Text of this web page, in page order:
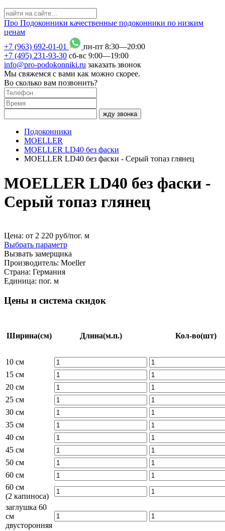
Про Подоконники качественные подоконники по низким
ценам
+7 (963) 692-01-01
пн-пт 8:30—20:00
+7 (495) 231-93-30 сб-вс 9:00—19:00
info@pro-podokonniki.ru заказать звонок
Мы свяжемся с вами как можно скорее.
Во сколько вам позвонить?
жду звонка
Подоконники
MOELLER
MOELLER LD40 без фаски
MOELLER LD40 без фаски - Серый топаз глянец
MOELLER LD40 без фаски -
Серый топаз глянец
Цена: от 2 220 руб/пог. м
Выбрать параметр
Вызвать замерщика
Производитель: Moeller
Страна: Германия
Единица: пог. м
Цены и система скидок
Ширина(см) Длина(м.п.) Кол-во(шт)
10 см
15 см
20 см
25 см
30 см
35 см
40 см
45 см
50 см
60 см
60 см
(2 капиноса)
заглушка 60
см
двусторонняя